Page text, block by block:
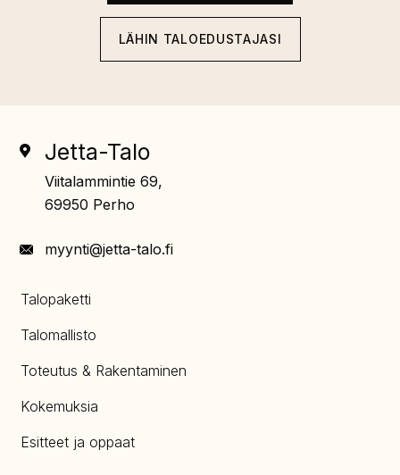
LÄHIN TALOEDUSTAJASI
Jetta-Talo
Viitalammintie 69,
69950 Perho
myynti@jetta-talo.fi
Talopaketti
Talomallisto
Toteutus & Rakentaminen
Kokemuksia
Esitteet ja oppaat